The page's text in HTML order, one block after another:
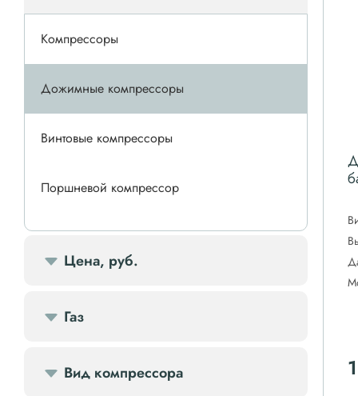
Компрессоры
Дожимные компрессоры
Винтовые компрессоры
Поршневой компрессор
Спиральные компрессоры
Компрессоры доп.
Цена, руб.
Газ
Вид компрессора